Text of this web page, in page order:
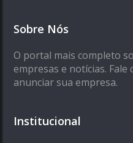
Sobre Nós
O portal mais completo
empresas e notícias. Fale
anunciar sua empresa.
Institucional